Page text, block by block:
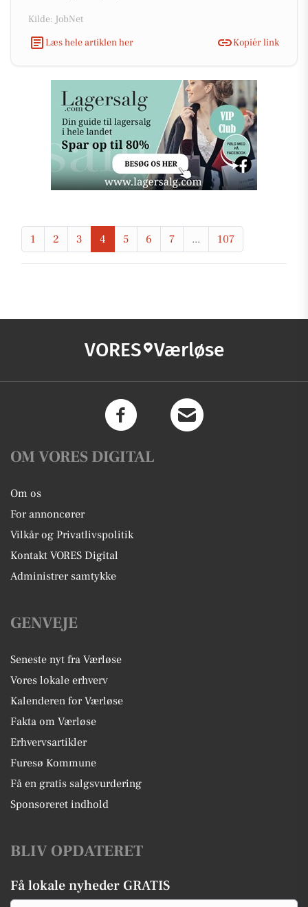
Kilde: JobNet
Læs hele artiklen her
Kopiér link
1 2 3 4 5 6 7 ... 107
VORES Værløse
OM VORES DIGITAL
Om os
For annoncører
Vilkår og Privatlivspolitik
Kontakt VORES Digital
Administrer samtykke
GENVEJE
Seneste nyt fra Værløse
Vores lokale erhverv
Kalenderen for Værløse
Fakta om Værløse
Erhvervsartikler
Furesø Kommune
Få en gratis salgsvurdering
Sponsoreret indhold
BLIV OPDATERET
Få lokale nyheder GRATIS